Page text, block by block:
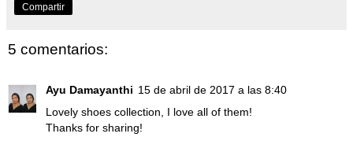
Compartir
5 comentarios:
Ayu Damayanthi 15 de abril de 2017 a las 8:40
Lovely shoes collection, I love all of them!
Thanks for sharing!